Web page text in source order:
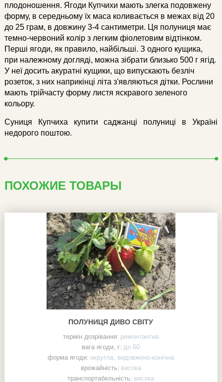
плодоношення. Ягоди Купчихи мають злегка подовжену
форму, в середньому їх маса коливається в межах від 20
до 25 грам, в довжину 3-4 сантиметри. Ця полуниця має
темно-червоний колір з легким фіолетовим відтінком.
Перші ягоди, як правило, найбільші. З одного кущика,
при належному догляді, можна зібрати близько 500 г ягід.
У неї досить акуратні кущики, що випускають безліч
розеток, з них наприкінці літа з'являються дітки. Рослини
мають трійчасту форму листя яскравого зеленого
кольору.
Суниця Купчиха купити саджанці полуниці в Україні
недорого поштою.
ПОХОЖИЕ ТОВАРЫ
ПОЛУНИЦЯ ДИВО СВІТУ
термін дозрівання: ремонтантна
вага ягоди, г: до 60
форма ягоди: округла, видовжено-конічна
врожайність: висока
транспортабельність: висока